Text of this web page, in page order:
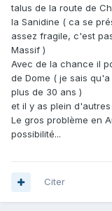
talus de la route de
la Sanidine ( ca se
assez fragile, c'est
Massif )
Avec de la chance il
de Dome ( je sais
plus de 30 ans )
et il y as plein d'autres
Le gros problème en
possibilité...
Citer